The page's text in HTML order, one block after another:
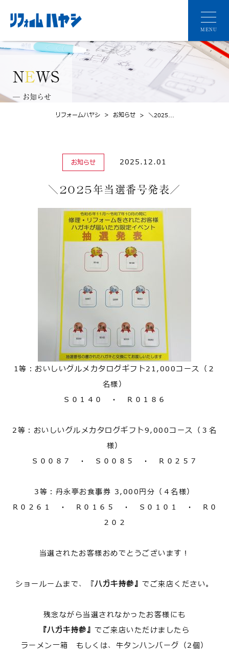
MENU
NEWS
─ お知らせ
リフォームハヤシ> お知らせ> ＼2025...
お知らせ 2025.12.01
＼2025年当選番号発表／
1等：おいしいグルメカタログギフト21,000コース（２
名様）
Ｓ０１４０ ・ Ｒ０１８６
2等：おいしいグルメカタログギフト9,000コース（３名
様）
Ｓ００８７ ・ Ｓ００８５ ・ Ｒ０２５７
3等：丹永亭お食事券 3,000円分（４名様）
Ｒ０２６１ ・ Ｒ０１６５ ・ Ｓ０１０１ ・ Ｒ０
２０２
当選されたお客様おめでとうございます！
ショールームまで、『ハガキ持参』でご来店ください。
残念ながら当選されなかったお客様にも
『ハガキ持参』でご来店いただけましたら
ラーメン一箱 もしくは、牛タンハンバーグ（2個）